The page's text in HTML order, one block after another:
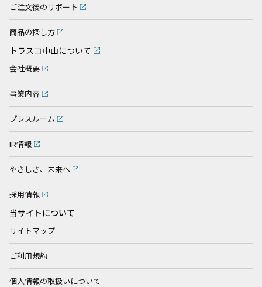
ご注文後のサポート
商品の探し方
トラスコ中山について
会社概要
事業内容
プレスルーム
IR情報
やさしさ、未来へ
採用情報
当サイトについて
サイトマップ
ご利用規約
個人情報の取扱いについて